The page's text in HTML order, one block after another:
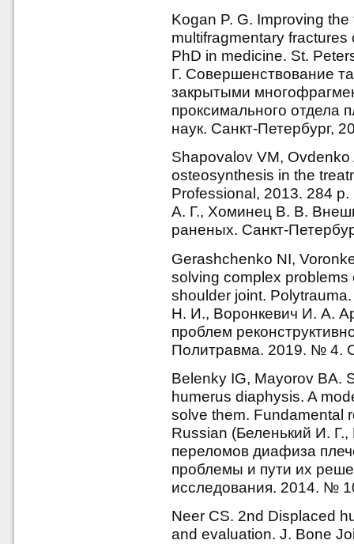
Kogan P. G. Improving
multifragmentary
PhD in medicine. St.
Г. Совершенствование
закрытыми
проксимального отдела
наук. Санкт-Петербург,
Shapovalov VM,
osteosynthesis in the
Professional, 2013. 284
А. Г., Хоминец В. В.
раненых. Санкт-
Gerashchenko NI,
solving complex
shoulder joint.
Н. И., Воронкевич И. А.
проблем
Политравма. 2019. № 4.
Belenky IG, Mayorov BA.
humerus diaphysis. A
solve them. Fundamental
Russian (Беленький И.
переломов диафиза
проблемы и пути их
исследования. 2014. №
Neer CS. 2nd Displaced
and evaluation. J. Bone